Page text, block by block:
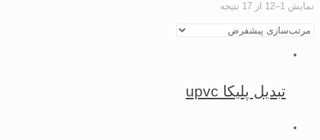
نمایش 1–12 از 17 نتیجه
تبدیل پلیکا upvc